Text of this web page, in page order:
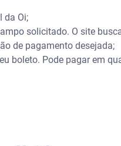
da Oi;
solicitado. O site
de pagamento desejada;
boleto. Pode pagar em